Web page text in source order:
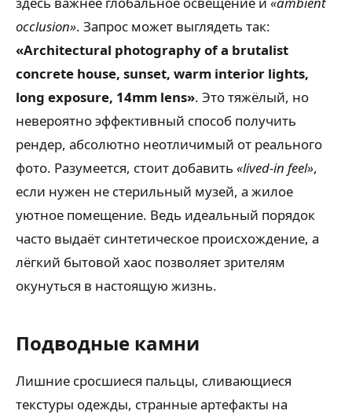
occlusion». Запрос может выглядеть так:
«Architectural photography of a brutalist
concrete house, sunset, warm interior lights,
long exposure, 14mm lens». Это тяжёлый, но
невероятно эффективный способ получить
рендер, абсолютно неотличимый от реального
фото. Разумеется, стоит добавить «lived-in feel»,
если нужен не стерильный музей, а жилое
уютное помещение. Ведь идеальный порядок
часто выдаёт синтетическое происхождение, а
лёгкий бытовой хаос позволяет зрителям
окунуться в настоящую жизнь.
Подводные камни
Лишние сросшиеся пальцы, сливающиеся
текстуры одежды, странные артефакты на